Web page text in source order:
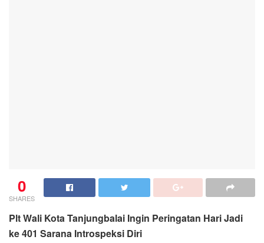
0
SHARES
Plt Wali Kota Tanjungbalai Ingin Peringatan Hari Jadi
ke 401 Sarana Introspeksi Diri